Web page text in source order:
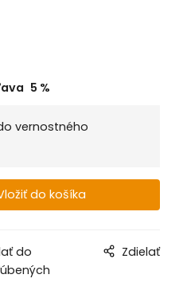
5 %
vernostného
do
Zdielať